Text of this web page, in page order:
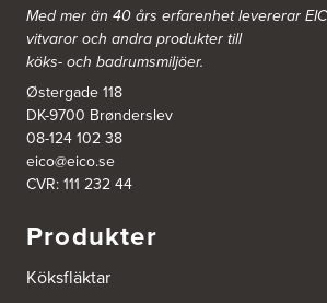
Med mer än 40 års erfarenhet levererar
vitvaror och andra produkter till
köks- och badrumsmiljöer.
Østergade 118
DK-9700 Brønderslev
08-124 102 38
eico@eico.se
CVR: 111 232 44
Produkter
Köksfläktar